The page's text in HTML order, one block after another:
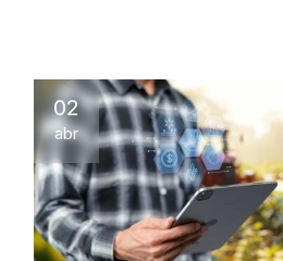
02
abr